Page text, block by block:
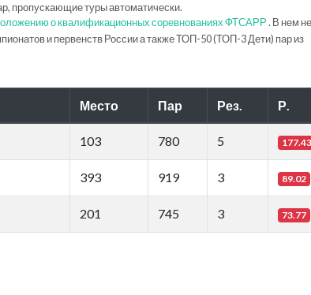
пропускающие туры автоматически.
о квалификационных соревнованиях ФТСАРР. В нем не
и первенств России а также ТОП-50 (ТОП-3 Дети) пар из
Место Пар Рез. Р.
103 780 5 177.43
393 919 3 89.02
201 745 3 73.77